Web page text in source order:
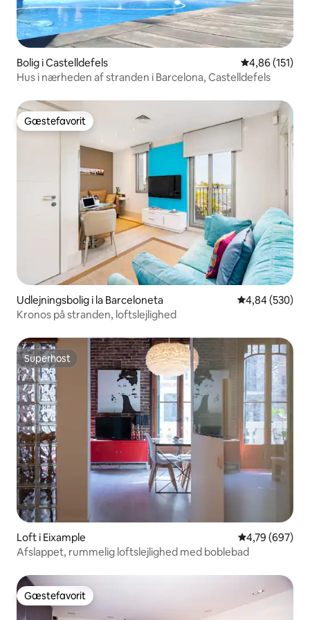
Bolig i Castelldefels 4,86 ud af 5 i
4,86 (151)
Hus i nærheden af stranden i Barcelona, Castelldefels
Gæstefavorit
Gæstefavorit
Udlejningsbolig i la Barceloneta 4,84 ud af 5 i
4,84 (530)
Kronos på stranden, loftslejlighed
Superhost
Superhost
Loft i Eixample 4,79 ud af 5 i
4,79 (697)
Afslappet, rummelig loftslejlighed med boblebad
Gæstefavorit
Gæstefavorit